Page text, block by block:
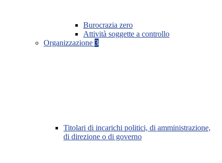
Burocrazia zero
Attività soggette a controllo
Organizzazione 3
Titolari di incarichi politici, di amministrazione,
di direzione o di governo